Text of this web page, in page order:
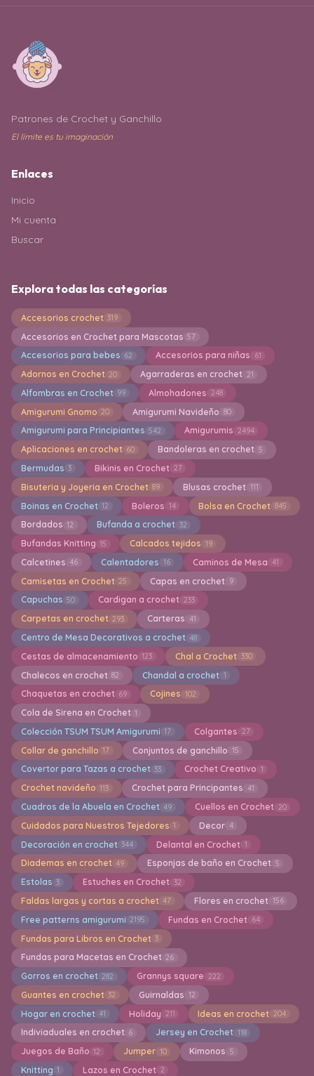
Patrones de Crochet y Ganchillo
El límite es tu imaginación
Enlaces
Inicio
Mi cuenta
Buscar
Explora todas las categorías
Accesorios crochet 319
Accesorios en Crochet para Mascotas 57
Accesorios para bebes 62 Accesorios para niñas 61
Adornos en Crochet 20 Agarraderas en crochet 21
Alfombras en Crochet 99 Almohadones 248
Amigurumi Gnomo 20 Amigurumi Navideño 80
Amigurumi para Principiantes 542 Amigurumis 2494
Aplicaciones en crochet 60 Bandoleras en crochet 5
Bermudas 3 Bikinis en Crochet 27
Bisuteria y Joyeria en Crochet 89 Blusas crochet 111
Boinas en Crochet 12 Boleros 14 Bolsa en Crochet 845
Bordados 12 Bufanda a crochet 32
Bufandas Knitting 15 Calcados tejidos 19
Calcetines 46 Calentadores 16 Caminos de Mesa 41
Camisetas en Crochet 25 Capas en crochet 9
Capuchas 50 Cardigan a crochet 233
Carpetas en crochet 293 Carteras 41
Centro de Mesa Decorativos a crochet 48
Cestas de almacenamiento 123 Chal a Crochet 330
Chalecos en crochet 82 Chandal a crochet 1
Chaquetas en crochet 69 Cojines 102
Cola de Sirena en Crochet 1
Colección TSUM TSUM Amigurumi 17 Colgantes 27
Collar de ganchillo 17 Conjuntos de ganchillo 15
Covertor para Tazas a crochet 33 Crochet Creativo 1
Crochet navideño 113 Crochet para Principantes 41
Cuadros de la Abuela en Crochet 49 Cuellos en Crochet 20
Cuidados para Nuestros Tejedores 1 Decor 4
Decoración en crochet 344 Delantal en Crochet 1
Diademas en crochet 49 Esponjas de baño en Crochet 5
Estolas 3 Estuches en Crochet 32
Faldas largas y cortas a crochet 47 Flores en crochet 156
Free patterns amigurumi 2195 Fundas en Crochet 64
Fundas para Libros en Crochet 3
Fundas para Macetas en Crochet 26
Gorros en crochet 282 Grannys square 222
Guantes en crochet 32 Guirnaldas 12
Hogar en crochet 41 Holiday 211 Ideas en crochet 204
Indiviaduales en crochet 6 Jersey en Crochet 118
Juegos de Baño 12 Jumper 10 Kimonos 5
Knitting 1 Lazos en Crochet 2